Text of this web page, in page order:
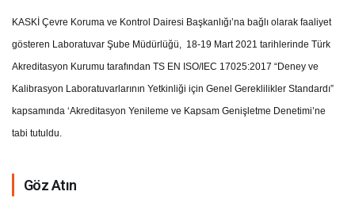
KASKİ Çevre Koruma ve Kontrol Dairesi Başkanlığı’na bağlı olarak faaliyet
gösteren Laboratuvar Şube Müdürlüğü, 18-19 Mart 2021 tarihlerinde Türk
Akreditasyon Kurumu tarafından TS EN ISO/IEC 17025:2017 “Deney ve
Kalibrasyon Laboratuvarlarının Yetkinliği için Genel Gereklilikler Standardı”
kapsamında ‘Akreditasyon Yenileme ve Kapsam Genişletme Denetimi’ne
tabi tutuldu.
Göz Atın